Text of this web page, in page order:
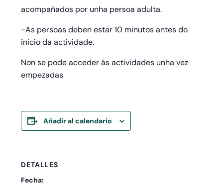
acompañados por unha persoa adulta.
-As persoas deben estar 10 minutos antes do
inicio da actividade.
Non se pode acceder ás actividades unha vez
empezadas
Añadir al calendario
DETALLES
Fecha: